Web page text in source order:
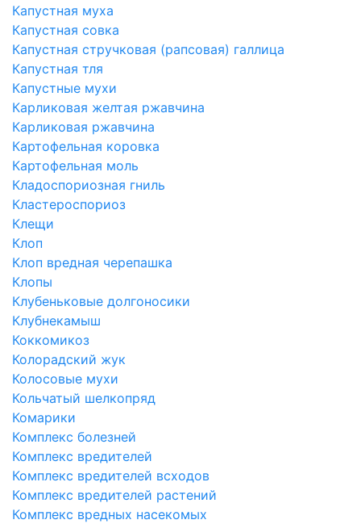
Капустная муха
Капустная совка
Капустная стручковая (рапсовая) галлица
Капустная тля
Капустные мухи
Карликовая желтая ржавчина
Карликовая ржавчина
Картофельная коровка
Картофельная моль
Кладоспориозная гниль
Кластероспориоз
Клещи
Клоп
Клоп вредная черепашка
Клопы
Клубеньковые долгоносики
Клубнекамыш
Коккомикоз
Колорадский жук
Колосовые мухи
Кольчатый шелкопряд
Комарики
Комплекс болезней
Комплекс вредителей
Комплекс вредителей всходов
Комплекс вредителей растений
Комплекс вредных насекомых